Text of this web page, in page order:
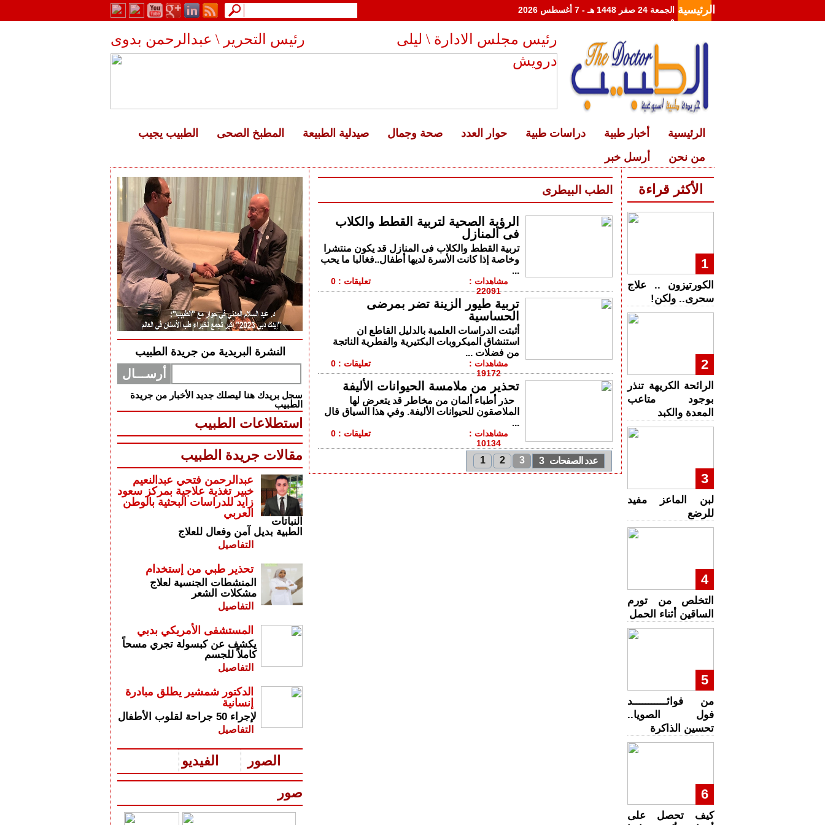
الرئيسية
الجمعة 24 صفر 1448 هـ - 7 أغسطس 2026
م
رئيس مجلس الادارة \ ليلى
درويش
رئيس التحرير \ عبدالرحمن بدوى
الرئيسية أخبار طبية دراسات طبية حوار العدد صحة وجمال صيدلية الطبيعة المطبخ الصحى
الطبيب يجيب
من نحن
أرسل خبر
النشرة البريدية من جريدة الطبيب
سجل بريدك هنا ليصلك جديد الأخبار من جريدة
الطبيب
استطلاعات الطبيب
مقالات جريدة الطبيب
عبدالرحمن فتحي عبدالنعيم
خبير تغذية علاجية بمركز سعود
زايد للدراسات البحثية بالوطن
العربي
النباتات
الطبية بديل آمن وفعال للعلاج
التفاصيل
تحذير طبي من إستخدام
المنشطات الجنسية لعلاج
مشكلات الشعر
التفاصيل
المستشفى الأمريكي بدبي
يكشف عن كبسولة تجري مسحاً
كاملاً للجسم
التفاصيل
الدكتور شمشير يطلق مبادرة
إنسانية
لإجراء 50 جراحة لقلوب الأطفال
التفاصيل
الصور الفيديو
صور
الطب البيطرى
الرؤية الصحية لتربية القطط والكلاب
فى المنازل
تربية القطط والكلاب فى المنازل قد يكون منتشرا
وخاصة إذا كانت الأسرة لديها أطفال..فغالبا ما يحب
...
تعليقات : 0
مشاهدات :
22091
تربية طيور الزينة تضر بمرضى
الحساسية
أثبتت الدراسات العلمية بالدليل القاطع ان
استنشاق الميكروبات البكتيرية والفطرية الناتجة
من فضلات ...
تعليقات : 0
مشاهدات :
19172
تحذير من ملامسة الحيوانات الأليفة
حذر أطباء ألمان من مخاطر قد يتعرض لها
الملاصقون للحيوانات الأليفة. وفي هذا السياق قال
...
تعليقات : 0
مشاهدات :
10134
1 2 3 عدد الصفحات 3
الأكثر قراءة
1
الكورتيزون .. علاج
سحرى.. ولكن!
2
الرائحة الكريهة تنذر
بوجود متاعب
المعدة والكبد
3
لبن الماعز مفيد
للرضع
4
التخلص من تورم
الساقين أثناء الحمل
5
من فوائـــــــــــد
فول الصويا..
تحسين الذاكرة
6
كيف تحصل على